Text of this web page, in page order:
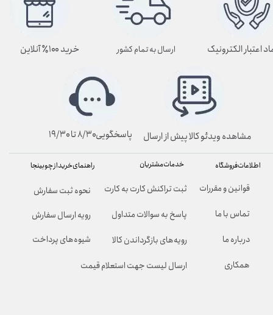
راهنمای خرید از چوبینجا
نحوه ثبت سفارش
رویه ارسال سفارش
شیوه‌های پرداخت
خدمات مشتریان
ثبت تراکنش کارت به کارت
پاسخ به سوالات متداول
رویه‌های بازگرداندن کالا
ارسال لیست جهت استعلام قیمت
اطلاعات فروشگاه
قوانین و مقررات
تماس با ما
درباره ما
همکاری
ارسال به تمام کشور
پاسخگویی۸/۳۰ تا ۱۹/۳۰
اعتبار الکترونیک خرید ۱۰۰٪ آنلاین
مشاهده ویدئو کالا پیش از ارسال